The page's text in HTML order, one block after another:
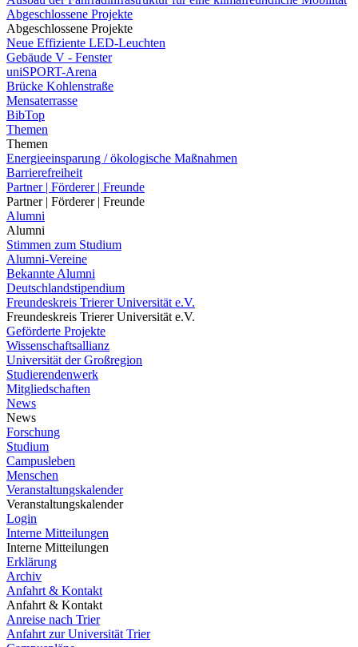
Abgeschlossene Projekte
Abgeschlossene Projekte
Neue Effiziente LED-Leuchten
Gebäude V - Fenster
uniSPORT-Arena
Brücke Kohlenstraße
Mensaterrasse
BibTop
Themen
Themen
Energieeinsparung / ökologische Maßnahmen
Barrierefreiheit
Partner | Förderer | Freunde
Partner | Förderer | Freunde
Alumni
Alumni
Stimmen zum Studium
Alumni-Vereine
Bekannte Alumni
Deutschlandstipendium
Freundeskreis Trierer Universität e.V.
Freundeskreis Trierer Universität e.V.
Geförderte Projekte
Wissenschaftsallianz
Universität der Großregion
Studierendenwerk
Mitgliedschaften
News
News
Forschung
Studium
Campusleben
Menschen
Veranstaltungskalender
Veranstaltungskalender
Login
Interne Mitteilungen
Interne Mitteilungen
Erklärung
Archiv
Anfahrt & Kontakt
Anfahrt & Kontakt
Anreise nach Trier
Anfahrt zur Universität Trier